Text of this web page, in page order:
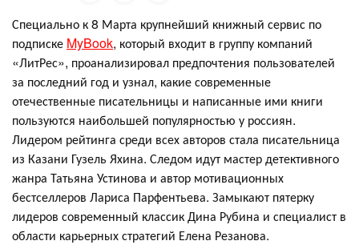
Специально к 8 Марта крупнейший книжный сервис по
подписке MyBook, который входит в группу компаний
«ЛитРес», проанализировал предпочтения пользователей
за последний год и узнал, какие современные
отечественные писательницы и написанные ими книги
пользуются наибольшей популярностью у россиян.
Лидером рейтинга среди всех авторов стала писательница
из Казани Гузель Яхина. Следом идут мастер детективного
жанра Татьяна Устинова и автор мотивационных
бестселлеров Лариса Парфентьева. Замыкают пятерку
лидеров современный классик Дина Рубина и специалист в
области карьерных стратегий Елена Резанова.